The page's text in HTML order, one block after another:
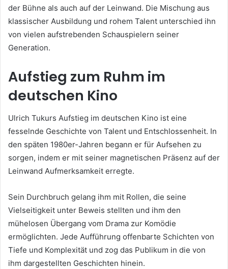
der Bühne als auch auf der Leinwand. Die Mischung aus
klassischer Ausbildung und rohem Talent unterschied ihn
von vielen aufstrebenden Schauspielern seiner
Generation.
Aufstieg zum Ruhm im
deutschen Kino
Ulrich Tukurs Aufstieg im deutschen Kino ist eine
fesselnde Geschichte von Talent und Entschlossenheit. In
den späten 1980er-Jahren begann er für Aufsehen zu
sorgen, indem er mit seiner magnetischen Präsenz auf der
Leinwand Aufmerksamkeit erregte.
Sein Durchbruch gelang ihm mit Rollen, die seine
Vielseitigkeit unter Beweis stellten und ihm den
mühelosen Übergang vom Drama zur Komödie
ermöglichten. Jede Aufführung offenbarte Schichten von
Tiefe und Komplexität und zog das Publikum in die von
ihm dargestellten Geschichten hinein.